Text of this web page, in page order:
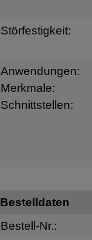
Störfestigkeit:
Anwendungen:
Merkmale:
Schnittstellen:
Bestelldaten
Bestell-Nr.: